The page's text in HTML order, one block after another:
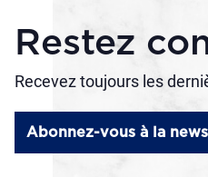
Restez
Recevez toujours les
Abonnez-vous à la